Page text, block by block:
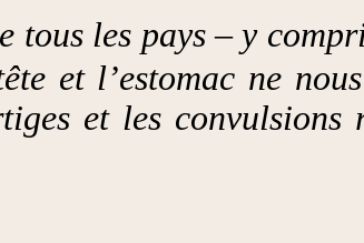
tous les pays – y
et l’estomac ne
et les convulsions